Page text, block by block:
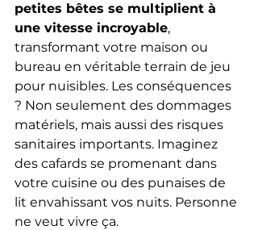
petites bêtes se multiplient à
une vitesse incroyable,
transformant votre maison ou
bureau en véritable terrain de jeu
pour nuisibles. Les conséquences
? Non seulement des dommages
matériels, mais aussi des risques
sanitaires importants. Imaginez
des cafards se promenant dans
votre cuisine ou des punaises de
lit envahissant vos nuits. Personne
ne veut vivre ça.